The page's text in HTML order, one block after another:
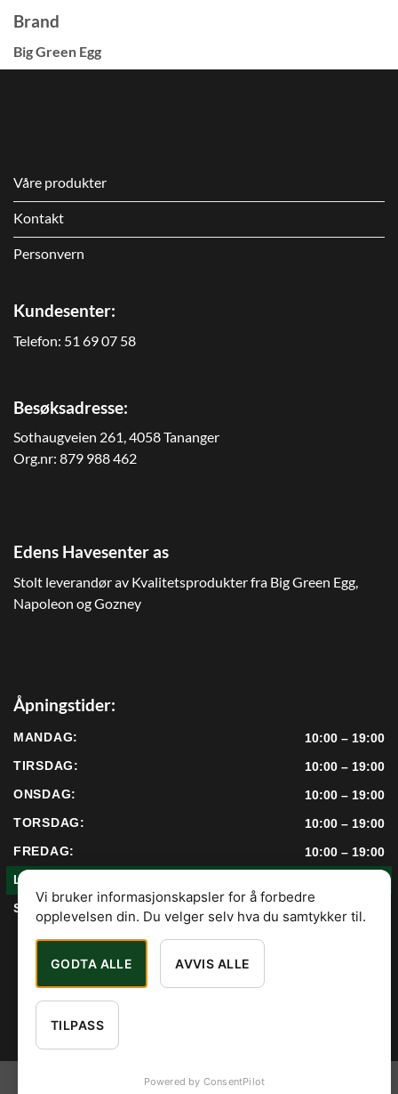
Brand
Big Green Egg
Våre produkter
Kontakt
Personvern
Kundesenter:
Telefon: 51 69 07 58
Besøksadresse:
Sothaugveien 261, 4058 Tananger
Org.nr: 879 988 462
Edens Havesenter as
Stolt leverandør av Kvalitetsprodukter fra Big Green Egg,
Napoleon og Gozney
Åpningstider:
MANDAG:
10:00 – 19:00
TIRSDAG:
10:00 – 19:00
ONSDAG:
10:00 – 19:00
TORSDAG:
10:00 – 19:00
FREDAG:
10:00 – 19:00
LØRDAG:
SØNDAG:
12:00 – 17:00
Edens HavesenterAS — Orgnummer
Vi bruker informasjonskapsler for å forbedre
opplevelsen din. Du velger selv hva du samtykker til.
GODTA ALLE AVVIS ALLE
TILPASS
Powered by ConsentPilot